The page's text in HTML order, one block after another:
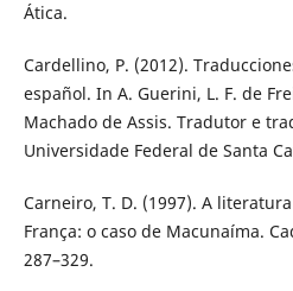
Ática.
Cardellino, P. (2012).
español. In A. Guerini, L. F. de
Machado de Assis. Tradutor e
Universidade Federal de Santa
Carneiro, T. D. (1997). A
França: o caso de Macunaíma.
287–329.